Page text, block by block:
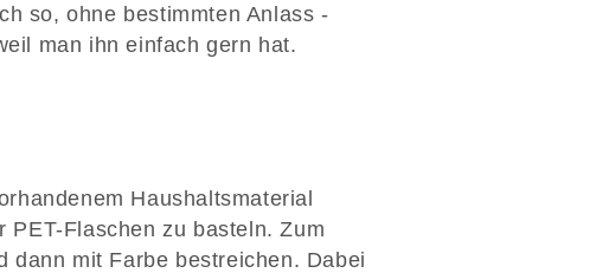
so, ohne bestimmten Anlass -
man ihn einfach gern hat.
Haushaltsmaterial
Flaschen zu basteln. Zum
dann mit Farbe bestreichen. Dabei